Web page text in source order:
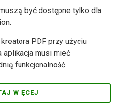
być dostępne tylko dla
PDF przy użyciu
aplikacja musi mieć
funkcjonalność.
WIĘCEJ